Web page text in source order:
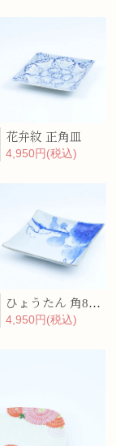
花弁紋 正角皿
4,950円(税込)
ひょうたん 角8寸皿
4,950円(税込)